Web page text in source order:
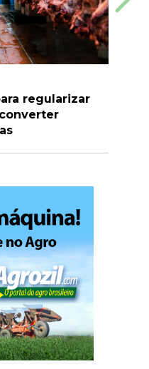
se torna foco de
e pode ser nova